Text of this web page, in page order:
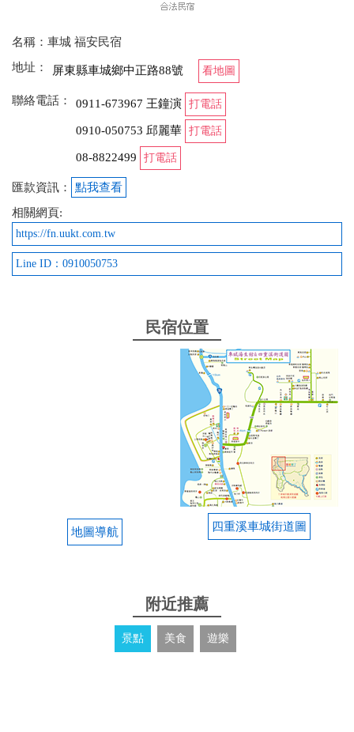
名稱：車城 福安民宿
地址：
屏東縣車城鄉中正路88號 看地圖
聯絡電話： 0911-673967 王鐘演 打電話
0910-050753 邱麗華 打電話
08-8822499 打電話
匯款資訊：
點我查看
相關網頁:
https://fn.uukt.com.tw
Line ID：0910050753
民宿位置
地圖導航 四重溪車城街道圖
附近推薦
景點 美食 遊樂